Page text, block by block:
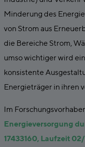
Minderung des
von Strom aus
die Bereiche Strom,
umso wichtiger wird
konsistente
Energieträger in ihren
Im
Energieversorgung
17433160, Laufzeit